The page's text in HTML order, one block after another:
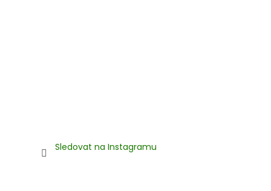
Sledovat na Instagramu